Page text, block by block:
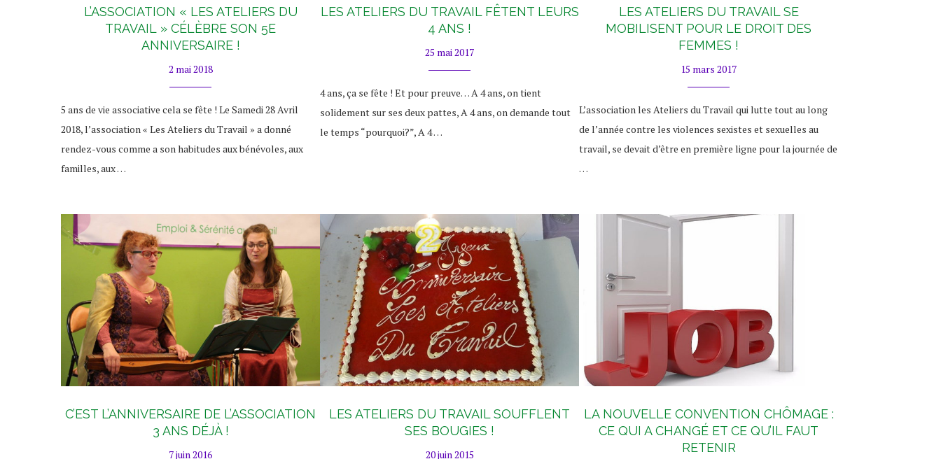
L’ASSOCIATION « LES ATELIERS DU
TRAVAIL » CÉLÈBRE SON 5E
ANNIVERSAIRE !
2 mai 2018
5 ans de vie associative cela se fête ! Le Samedi 28 Avril
2018, l’association « Les Ateliers du Travail » a donné
rendez-vous comme a son habitudes aux bénévoles, aux
familles, aux …
LES ATELIERS DU TRAVAIL FÊTENT LEURS
4 ANS !
25 mai 2017
4 ans, ça se fête ! Et pour preuve… A 4 ans, on tient
solidement sur ses deux pattes, A 4 ans, on demande tout
le temps “pourquoi?”, A 4 …
LES ATELIERS DU TRAVAIL SE
MOBILISENT POUR LE DROIT DES
FEMMES !
15 mars 2017
L’association les Ateliers du Travail qui lutte tout au long
de l’année contre les violences sexistes et sexuelles au
travail, se devait d’être en première ligne pour la journée de
…
C’EST L’ANNIVERSAIRE DE L’ASSOCIATION
3 ANS DÉJÀ !
7 juin 2016
LES ATELIERS DU TRAVAIL SOUFFLENT
SES BOUGIES !
20 juin 2015
LA NOUVELLE CONVENTION CHÔMAGE :
CE QUI A CHANGÉ ET CE QU’IL FAUT
RETENIR